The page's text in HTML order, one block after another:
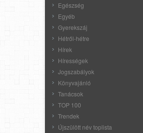
Egészség
Egyéb
Gyerekszáj
Hétről-hétre
Hírek
Hírességek
Jogszabályok
Könyvajánló
Tanácsok
TOP 100
Trendek
Újszülött név toplista